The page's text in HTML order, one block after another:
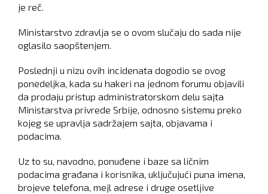
je reč.
Ministarstvo zdravlja se o ovom slučaju do sada nije
oglasilo saopštenjem.
Poslednji u nizu ovih incidenata dogodio se ovog
ponedeljka, kada su hakeri na jednom forumu objavili
da prodaju pristup administratorskom delu sajta
Ministarstva privrede Srbije, odnosno sistemu preko
kojeg se upravlja sadržajem sajta, objavama i
podacima.
Uz to su, navodno, ponuđene i baze sa ličnim
podacima građana i korisnika, uključujući puna imena,
brojeve telefona, mejl adrese i druge osetljive